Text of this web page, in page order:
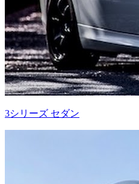
3シリーズ セダン